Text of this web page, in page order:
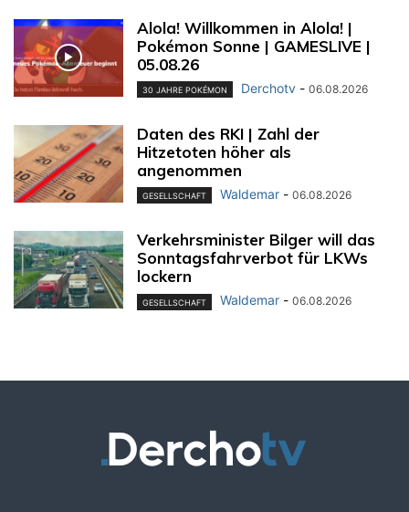
Alola! Willkommen in Alola! |
Pokémon Sonne | GAMESLIVE |
05.08.26
30 JAHRE POKÉMON Derchotv - 06.08.2026
Daten des RKI | Zahl der
Hitzetoten höher als
angenommen
GESELLSCHAFT Waldemar - 06.08.2026
Verkehrsminister Bilger will das
Sonntagsfahrverbot für LKWs
lockern
GESELLSCHAFT Waldemar - 06.08.2026